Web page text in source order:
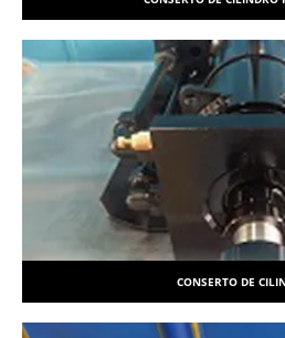
CONSERTO DE